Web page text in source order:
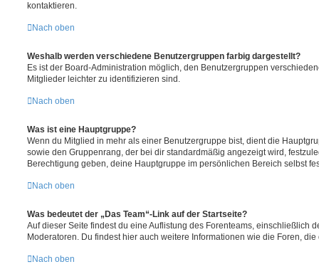
kontaktieren.
Nach oben
Weshalb werden verschiedene Benutzergruppen farbig dargestellt?
Es ist der Board-Administration möglich, den Benutzergruppen
Mitglieder leichter zu identifizieren sind.
Nach oben
Was ist eine Hauptgruppe?
Wenn du Mitglied in mehr als einer Benutzergruppe bist, dient die
sowie den Gruppenrang, der bei dir standardmäßig angezeigt wird,
Berechtigung geben, deine Hauptgruppe im persönlichen Bereich selbst
Nach oben
Was bedeutet der „Das Team“-Link auf der Startseite?
Auf dieser Seite findest du eine Auflistung des Forenteams, einschließlich
Moderatoren. Du findest hier auch weitere Informationen wie die Foren,
Nach oben